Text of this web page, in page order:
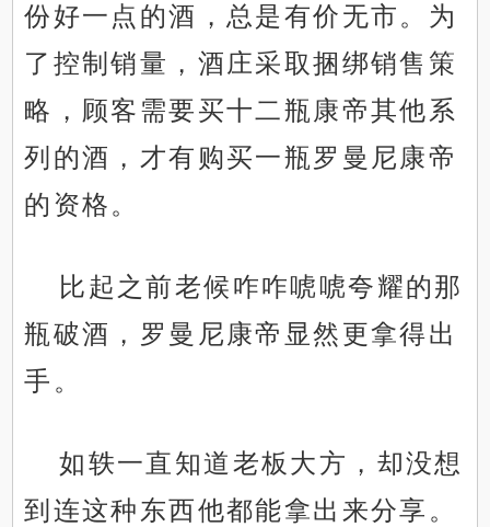
份好一点的酒，总是有价无市。为
了控制销量，酒庄采取捆绑销售策
略，顾客需要买十二瓶康帝其他系
列的酒，才有购买一瓶罗曼尼康帝
的资格。
比起之前老候咋咋唬唬夸耀的那
瓶破酒，罗曼尼康帝显然更拿得出
手。
如轶一直知道老板大方，却没想
到连这种东西他都能拿出来分享。